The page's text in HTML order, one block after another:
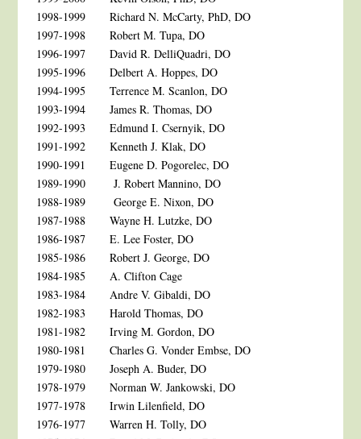
1998-1999
Richard N. McCarty, PhD, DO
1997-1998
Robert M. Tupa, DO
1996-1997
David R. DelliQuadri, DO
1995-1996
Delbert A. Hoppes, DO
1994-1995
Terrence M. Scanlon, DO
1993-1994
James R. Thomas, DO
1992-1993
Edmund I. Csernyik, DO
1991-1992
Kenneth J. Klak, DO
1990-1991
Eugene D. Pogorelec, DO
1989-1990
J. Robert Mannino, DO
1988-1989
George E. Nixon, DO
1987-1988
Wayne H. Lutzke, DO
1986-1987
E. Lee Foster, DO
1985-1986
Robert J. George, DO
1984-1985
A. Clifton Cage
1983-1984
Andre V. Gibaldi, DO
1982-1983
Harold Thomas, DO
1981-1982
Irving M. Gordon, DO
1980-1981
Charles G. Vonder Embse, DO
1979-1980
Joseph A. Buder, DO
1978-1979
Norman W. Jankowski, DO
1977-1978
Irwin Lilenfield, DO
1976-1977
Warren H. Tolly, DO